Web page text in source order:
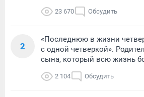
23 670 Обсудить
2
«Последнюю в жизни
с одной четверкой».
сына, который всю жизнь
2 104 Обсудить